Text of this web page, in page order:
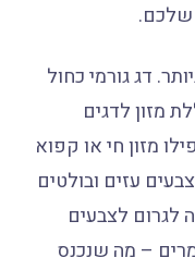
דג גורמי כחול
מזון לדגים
מזון חי או קפוא
עזים ובולטים
לגרום לצבעים
– מה שנכנס